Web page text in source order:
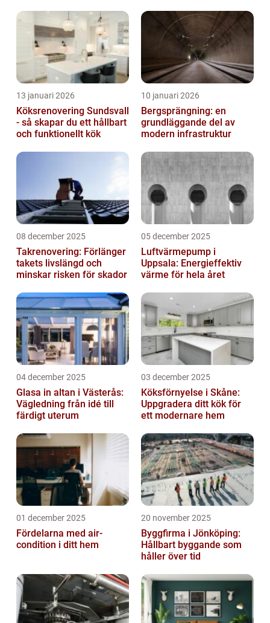
13 januari 2026
Köksrenovering Sundsvall
- så skapar du ett hållbart
och funktionellt kök
10 januari 2026
Bergsprängning: en
grundläggande del av
modern infrastruktur
08 december 2025
Takrenovering: Förlänger
takets livslängd och
minskar risken för skador
05 december 2025
Luftvärmepump i
Uppsala: Energieffektiv
värme för hela året
04 december 2025
Glasa in altan i Västerås:
Vägledning från idé till
färdigt uterum
03 december 2025
Köksförnyelse i Skåne:
Uppgradera ditt kök för
ett modernare hem
01 december 2025
Fördelarna med air-
condition i ditt hem
20 november 2025
Byggfirma i Jönköping:
Hållbart byggande som
håller över tid